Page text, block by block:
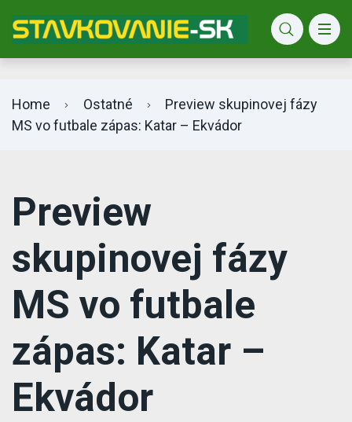
Home Ostatné
Preview skupinovej fázy
MS vo futbale zápas: Katar – Ekvádor
Preview
skupinovej fázy
MS vo futbale
zápas: Katar –
Ekvádor
Bet365 info